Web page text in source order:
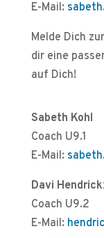
E-Mail:
Melde Dich
dir eine
auf Dich!
Sabeth Kohl
Coach U9.1
E-Mail:
Davi
Coach U9.2
E-Mail: